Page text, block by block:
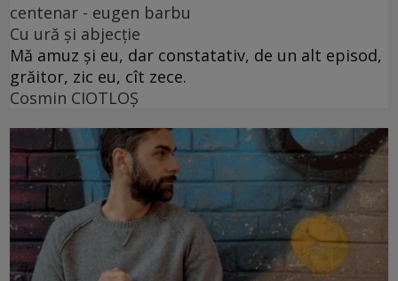
centenar - eugen barbu
Cu ură și abjecție
Mă amuz și eu, dar constatativ, de un alt episod,
grăitor, zic eu, cît zece.
Cosmin CIOTLOŞ